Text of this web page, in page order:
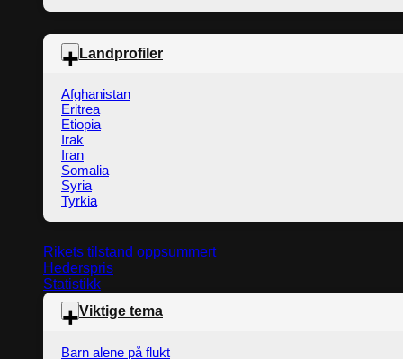
Landprofiler
Afghanistan
Eritrea
Etiopia
Irak
Iran
Somalia
Syria
Tyrkia
Rikets tilstand oppsummert
Hederspris
Statistikk
Viktige tema
Barn alene på flukt